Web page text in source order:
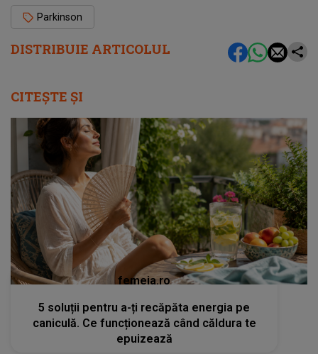
DISTRIBUIE ARTICOLUL
Parkinson
CITEȘTE ȘI
femeia.ro
5 soluții pentru a-ți recăpăta energia pe
caniculă. Ce funcționează când căldura te
epuizează